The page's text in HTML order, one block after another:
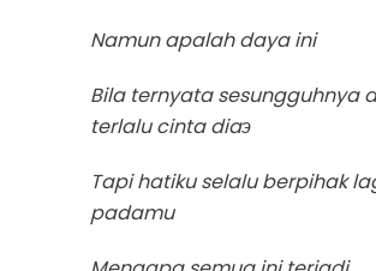
Namun apalah daya ini
Bila ternyata sesungguhnya
terlalu cinta diaэ
Tapi hatiku selalu berpihak
padamu